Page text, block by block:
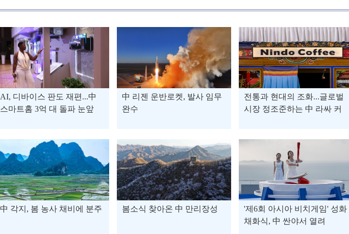
AI, 디바이스 판도 재편...中
스마트홈 3억 대 돌파 눈앞
中 리젠 운반로켓, 발사 임무
완수
전통과 현대의 조화...글로벌
시장 정조준하는 中 라싸 커
中 각지, 봄 농사 채비에 분주 봄소식 찾아온 中 만리장성
'제6회 아시아 비치게임' 성화
채화식, 中 싼야서 열려